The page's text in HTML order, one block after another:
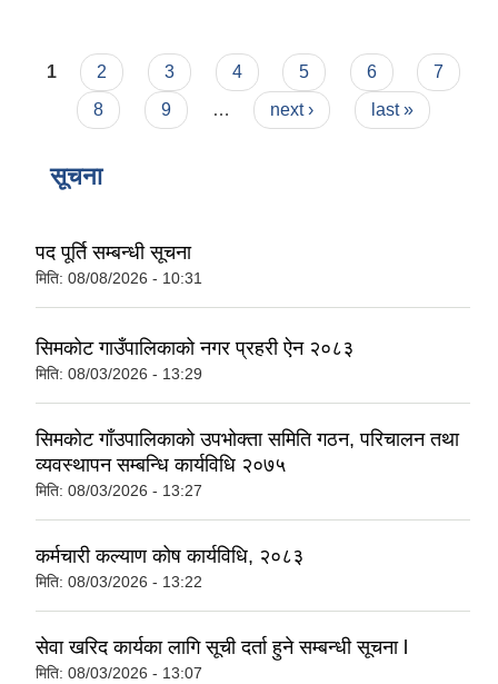
Pages
1 2 3 4 5 6
7
8
9 … next › last »
सूचना
पद पूर्ति सम्बन्धी सूचना
मिति: 08/08/2026 - 10:31
सिमकोट गाउँपालिकाको नगर प्रहरी ऐन २०८३
मिति: 08/03/2026 - 13:29
सिमकोट गाँउपालिकाको उपभोक्ता समिति गठन, परिचालन तथा
व्यवस्थापन सम्बन्धि कार्यविधि २०७५
मिति: 08/03/2026 - 13:27
कर्मचारी कल्याण कोष कार्यविधि, २०८३
मिति: 08/03/2026 - 13:22
सेवा खरिद कार्यका लागि सूची दर्ता हुने सम्बन्धी सूचना l
मिति: 08/03/2026 - 13:07